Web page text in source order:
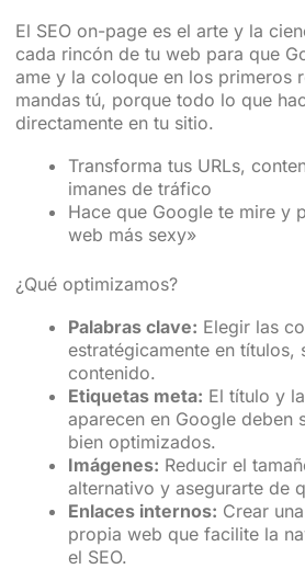
El SEO on-page es el arte y la
cada rincón de tu web para que
ame y la coloque en los primeros
mandas tú, porque todo lo que
directamente en tu sitio.
Transforma tus URLs,
imanes de tráfico
Hace que Google te mire y
web más sexy»
¿Qué optimizamos?
Palabras clave: Elegir las
estratégicamente en títulos,
contenido.
Etiquetas meta: El título y
aparecen en Google deben
bien optimizados.
Imágenes: Reducir el
alternativo y asegurarte de
Enlaces internos: Crear
propia web que facilite la
el SEO.